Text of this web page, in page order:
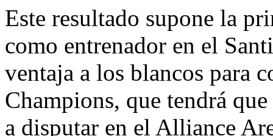
Este resultado supone la
como entrenador en el
ventaja a los blancos para
Champions, que tendrá
a disputar en el Alliance